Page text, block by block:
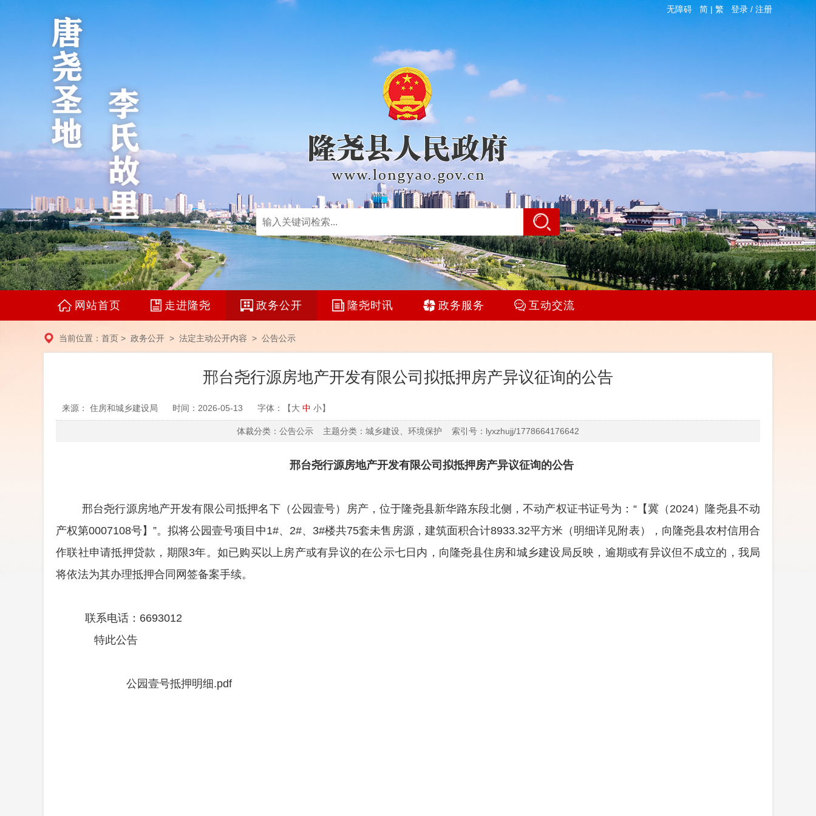
无障碍 简 |繁 登录/ 注册
网站首页 走进隆尧 政务公开 隆尧时讯 政务服务 互动交流
当前位置： 首页 > 政务公开 > 法定主动公开内容 > 公告公示
邢台尧行源房地产开发有限公司拟抵押房产异议征询的公告
来源： 住房和城乡建设局 时间：2026-05-13 字体：【大 中 小】
体裁分类：公告公示 主题分类：城乡建设、环境保护 索引号：lyxzhujj/1778664176642
邢台尧行源房地产开发有限公司拟抵押房产异议征询的公告
邢台尧行源房地产开发有限公司抵押名下（公园壹号） 房产，位于隆尧县新华路东段北侧，不动产权证书证号为： “【冀（2024）隆尧县不动
产权第0007108号】”。拟将公园壹号项目中1#、2#、3#楼共75套未售房源， 建筑面积合计8933.32平方米（明细详见附表）， 向隆尧县农村信用合
作联社申请抵押贷款，期限3年。如已购买以上房产或有异议的在公示七日内， 向隆尧县住房和城乡建设局反映，逾期或有异议但不成立的，我局
将依法为其办理抵押合同网签备案手续。
联系电话：6693012
特此公告
公园壹号抵押明细.pdf